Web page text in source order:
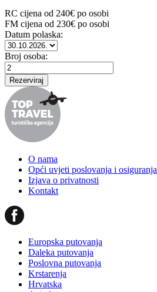
RC cijena od 240€ po osobi
FM cijena od 230€ po osobi
Datum polaska:
Broj osoba:
O nama
Opći uvjeti poslovanja i osiguranja
Izjava o privatnosti
Kontakt
Europska putovanja
Daleka putovanja
Poslovna putovanja
Krstarenja
Hrvatska